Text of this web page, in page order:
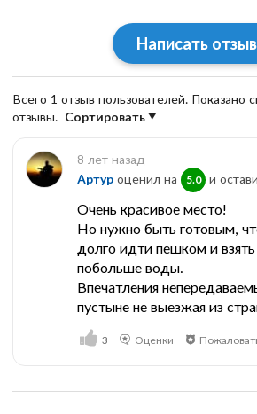
Написать отзыв
Всего 1 отзыв пользователей. Показано
отзывы. Сортировать
8 лет назад
Артур оценил на 5.0 и
Очень красивое место!
Но нужно быть готовым,
долго идти пешком и
побольше воды.
Впечатления
пустыне не выезжая из
3 Оценки